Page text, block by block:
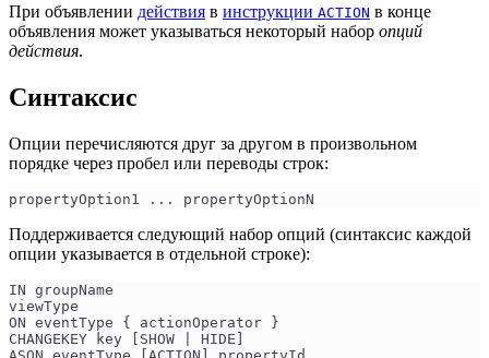
При объявлении действия в инструкции ACTION в конце
объявления может указываться некоторый набор опций
действия.
Синтаксис
Опции перечисляются друг за другом в произвольном
порядке через пробел или переводы строк:
propertyOption1 ... propertyOptionN
Поддерживается следующий набор опций (синтаксис каждой
опции указывается в отдельной строке):
IN groupName
viewType
ON eventType { actionOperator }
CHANGEKEY key [SHOW | HIDE]